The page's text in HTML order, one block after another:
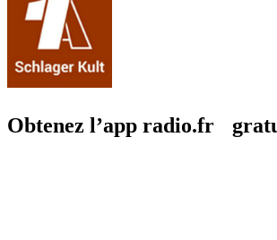
Obtenez l’app radio.fr